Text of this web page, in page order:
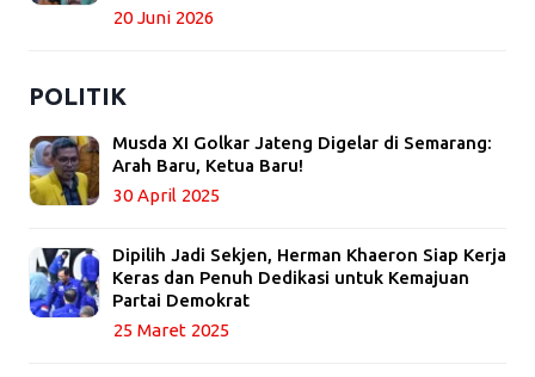
20 Juni 2026
POLITIK
Musda XI Golkar Jateng Digelar di Semarang:
Arah Baru, Ketua Baru!
30 April 2025
Dipilih Jadi Sekjen, Herman Khaeron Siap Kerja
Keras dan Penuh Dedikasi untuk Kemajuan
Partai Demokrat
25 Maret 2025